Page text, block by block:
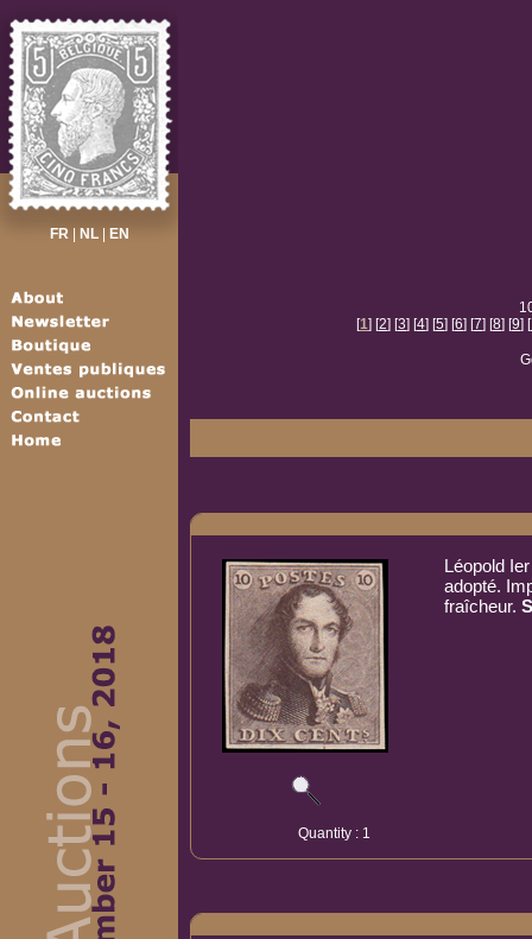
FR| NL| EN
[1] [2] [3] [4] [5] [6] [7] [8] [9] [
Léopold
adopté.
fraîcheur.
Quantity : 1